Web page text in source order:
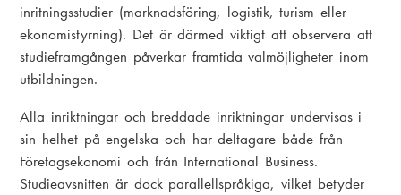
inritningsstudier (marknadsföring, logistik, turism eller
ekonomistyrning). Det är därmed viktigt att observera att
studieframgången påverkar framtida valmöjligheter inom
utbildningen.
Alla inriktningar och breddade inriktningar undervisas i
sin helhet på engelska och har deltagare både från
Företagsekonomi och från International Business.
Studieavsnitten är dock parallellspråkiga, vilket betyder